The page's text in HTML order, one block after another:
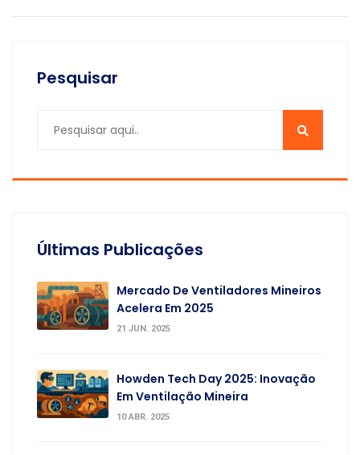
Pesquisar
Últimas Publicações
Mercado De Ventiladores Mineiros
Acelera Em 2025
21 JUN. 2025
Howden Tech Day 2025: Inovação
Em Ventilação Mineira
10 ABR. 2025